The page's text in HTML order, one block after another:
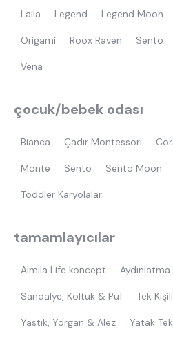
Laila Legend Legend Moon
Origami Roox Raven Sento
Vena
çocuk/bebek odası
Bianca Çadır Montessori
Monte Sento Sento Moon
Toddler Karyolalar
tamamlayıcılar
Almila Life koncept Aydınlatma
Sandalye, Koltuk & Puf Tek
Yastık, Yorgan & Alez Yatak